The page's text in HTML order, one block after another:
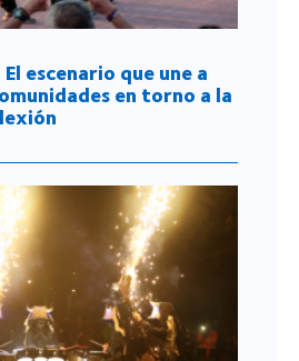
escenario que une a
en torno a la